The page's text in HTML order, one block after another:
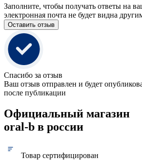
Заполните, чтобы получать ответы на
электронная почта не будет видна
Оставить отзыв
Спасибо за отзыв
Ваш отзыв отправлен и будет
после публикации
Официальный магазин
oral-b в россии
Товар сертифицирован